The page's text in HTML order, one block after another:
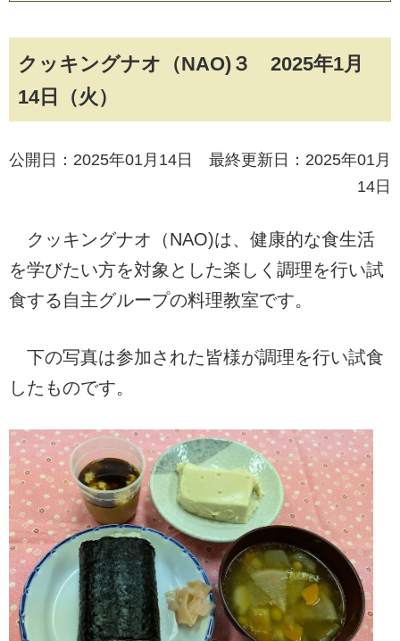
クッキングナオ（NAO)３ 2025年1月
14日（火）
公開日：2025年01月14日 最終更新日：2025年01月
14日
クッキングナオ（NAO)は、健康的な食生活
を学びたい方を対象とした楽しく調理を行い試
食する自主グループの料理教室です。
下の写真は参加された皆様が調理を行い試食
したものです。